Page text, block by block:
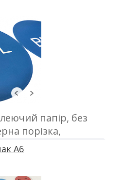
папір, без
порізка,
А3 форматі
А6